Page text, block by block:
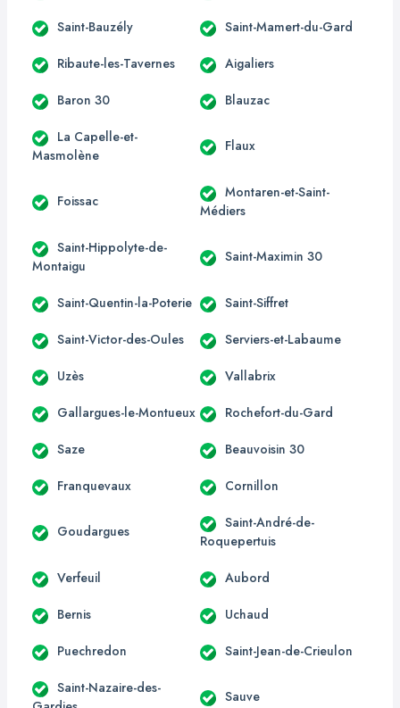
Saint-Bauzély Saint-Mamert-du-Gard
Ribaute-les-Tavernes Aigaliers
Baron 30 Blauzac
La Capelle-et-
Masmolène
Flaux
Foissac
Montaren-et-Saint-
Médiers
Saint-Hippolyte-de-
Montaigu
Saint-Maximin 30
Saint-Quentin-la-Poterie Saint-Siffret
Saint-Victor-des-Oules Serviers-et-Labaume
Uzès Vallabrix
Gallargues-le-Montueux Rochefort-du-Gard
Saze Beauvoisin 30
Franquevaux Cornillon
Goudargues
Saint-André-de-
Roquepertuis
Verfeuil Aubord
Bernis Uchaud
Puechredon Saint-Jean-de-Crieulon
Saint-Nazaire-des-
Sauve